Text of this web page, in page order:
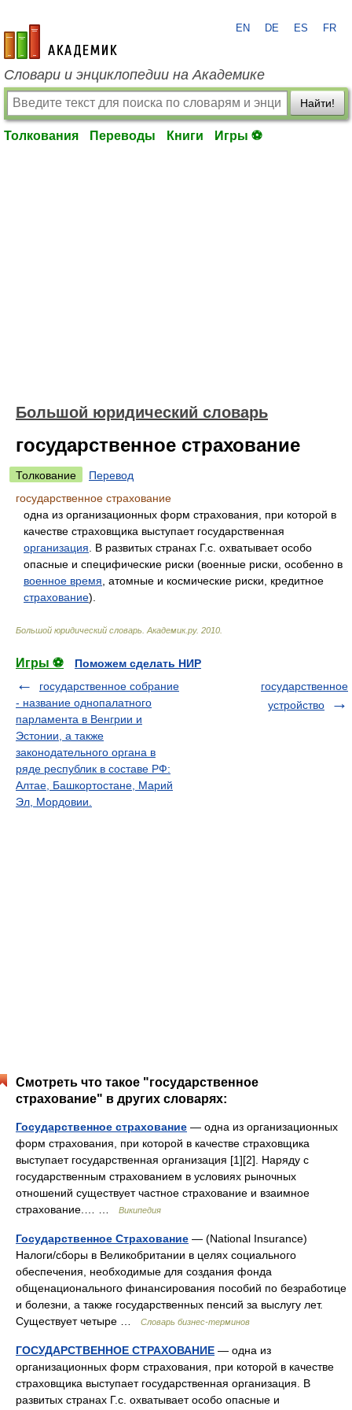
academic.ru
EN DE ES FR
Словари и энциклопедии на Академике
Найти!
Толкования Переводы Книги Игры ⚽
Большой юридический словарь
государственное страхование
Толкование
Перевод
государственное страхование
одна из организационных форм страхования, при которой в
качестве страховщика выступает государственная
организация . В развитых странах Г.с. охватывает особо
опасные и специфические риски (военные риски, особенно в
военное время , атомные и космические риски, кредитное
страхование).
Большой юридический словарь Академик.ру. 2010
Игры ⚽
Поможем сделать НИР
государственное собрание
- название однопалатного
парламента в Венгрии и
Эстонии, а также
законодательного органа в
ряде республик в составе РФ:
Алтае, Башкортостане, Марий
Эл, Мордовии.
государственное
устройство
Смотреть что такое "государственное
страхование" в других словарях:
Государственное страхование — одна из организационных
форм страхования, при которой в качестве страховщика
выступает государственная организация [1][2]. Наряду с
государственным страхованием в условиях рыночных
отношений существует частное страхование и взаимное
страхование.… …
Википедия
Государственное Страхование — (National Insurance)
Налоги/сборы в Великобритании в целях социального
обеспечения, необходимые для создания фонда
общенационального финансирования пособий по безработице
и болезни, а также государственных пенсий за выслугу лет.
Существует четыре …
Словарь бизнес-терминов
ГОСУДАРСТВЕННОЕ СТРАХОВАНИЕ — одна из
организационных форм страхования, при которой в качестве
страховщика выступает государственная организация. В
развитых странах Г.с. охватывает особо опасные и